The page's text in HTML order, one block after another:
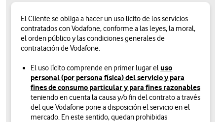
El Cliente se obliga a hacer un uso lícito de los servicios
contratados con Vodafone, conforme a las leyes, la moral,
el orden público y las condiciones generales de
contratación de Vodafone.
El uso lícito comprende en primer lugar el uso
personal (por persona física) del servicio y para
fines de consumo particulary para fines razonables
teniendo en cuenta la causa y/o fin del contrato a través
del que Vodafone pone a disposición el servicio en el
mercado. En este sentido, quedan prohibidas